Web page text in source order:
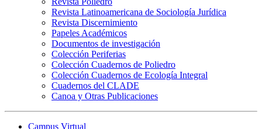
Revista Latinoamericana de Sociología Jurídica
Revista Discernimiento
Papeles Académicos
Documentos de investigación
Colección Periferias
Colección Cuadernos de Poliedro
Colección Cuadernos de Ecología Integral
Cuadernos del CLADE
Canoa y Otras Publicaciones
Campus Virtual